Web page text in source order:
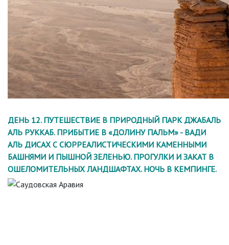
ДЕНЬ 12. ПУТЕШЕСТВИЕ В ПРИРОДНЫЙ ПАРК ДЖАБАЛЬ
АЛЬ РУККАБ. ПРИБЫТИЕ В «ДОЛИНУ ПАЛЬМ» - ВАДИ
АЛЬ ДИСАХ С СЮРРЕАЛИСТИЧЕСКИМИ КАМЕННЫМИ
БАШНЯМИ И ПЫШНОЙ ЗЕЛЕНЬЮ. ПРОГУЛКИ И ЗАКАТ В
ОШЕЛОМИТЕЛЬНЫХ ЛАНДШАФТАХ. НОЧЬ В КЕМПИНГЕ.